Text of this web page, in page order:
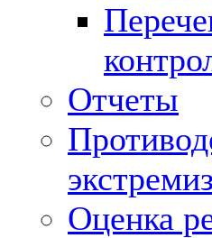
Отчеты
Оценка